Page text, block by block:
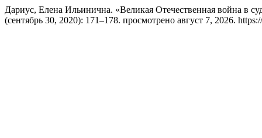
Дариус, Елена Ильинична. «Великая Отечественная война в
(сентябрь 30, 2020): 171–178. просмотрено август 7, 2026.